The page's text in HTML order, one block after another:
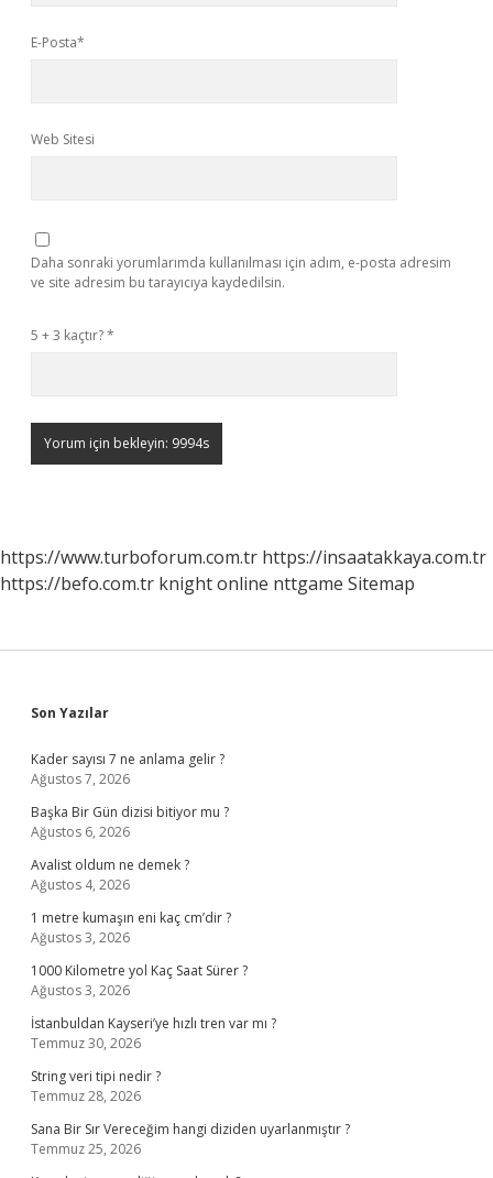
E-Posta*
Web Sitesi
Daha sonraki yorumlarımda kullanılması için adım, e-posta adresim
ve site adresim bu tarayıcıya kaydedilsin.
5 + 3 kaçtır?*
https://www.turboforum.com.tr https://insaatakkaya.com.tr
https://befo.com.tr knight online nttgame Sitemap
Sidebar
Son Yazılar
Kader sayısı 7 ne anlama gelir ?
Ağustos 7, 2026
Başka Bir Gün dizisi bitiyor mu ?
Ağustos 6, 2026
Avalist oldum ne demek ?
Ağustos 4, 2026
1 metre kumaşın eni kaç cm’dir ?
Ağustos 3, 2026
1000 Kilometre yol Kaç Saat Sürer ?
Ağustos 3, 2026
İstanbuldan Kayseri’ye hızlı tren var mı ?
Temmuz 30, 2026
String veri tipi nedir ?
Temmuz 28, 2026
Sana Bir Sır Vereceğim hangi diziden uyarlanmıştır ?
Temmuz 25, 2026